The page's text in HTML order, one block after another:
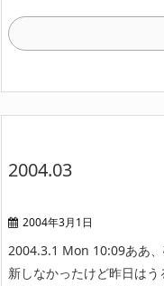
2004.03
2004年3月1日
2004.3.1 Mon 10:09ああ
新しなかったけど昨日はう